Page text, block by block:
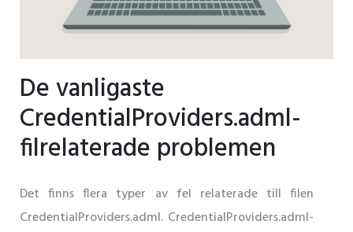
De vanligaste
CredentialProviders.adml-
filrelaterade problemen
Det finns flera typer av fel relaterade till filen
CredentialProviders.adml. CredentialProviders.adml-